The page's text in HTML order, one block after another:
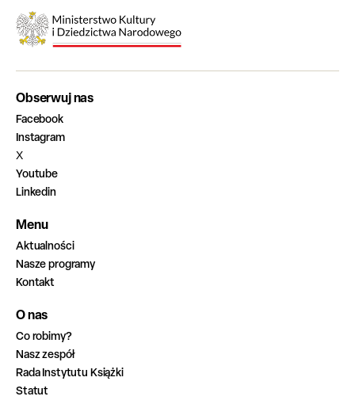
Obserwuj nas
Facebook
Instagram
X
Youtube
Linkedin
Menu
Aktualności
Nasze programy
Kontakt
O nas
Co robimy?
Nasz zespół
Rada Instytutu Książki
Statut